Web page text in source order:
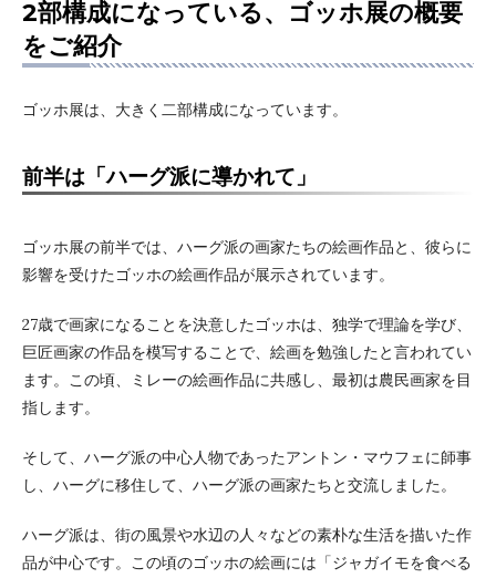
2部構成になっている、ゴッホ展の概要
をご紹介
ゴッホ展は、大きく二部構成になっています。
前半は「ハーグ派に導かれて」
ゴッホ展の前半では、ハーグ派の画家たちの絵画作品と、彼らに
影響を受けたゴッホの絵画作品が展示されています。
27歳で画家になることを決意したゴッホは、独学で理論を学び、
巨匠画家の作品を模写することで、絵画を勉強したと言われてい
ます。この頃、ミレーの絵画作品に共感し、最初は農民画家を目
指します。
そして、ハーグ派の中心人物であったアントン・マウフェに師事
し、ハーグに移住して、ハーグ派の画家たちと交流しました。
ハーグ派は、街の風景や水辺の人々などの素朴な生活を描いた作
品が中心です。この頃のゴッホの絵画には「ジャガイモを食べる